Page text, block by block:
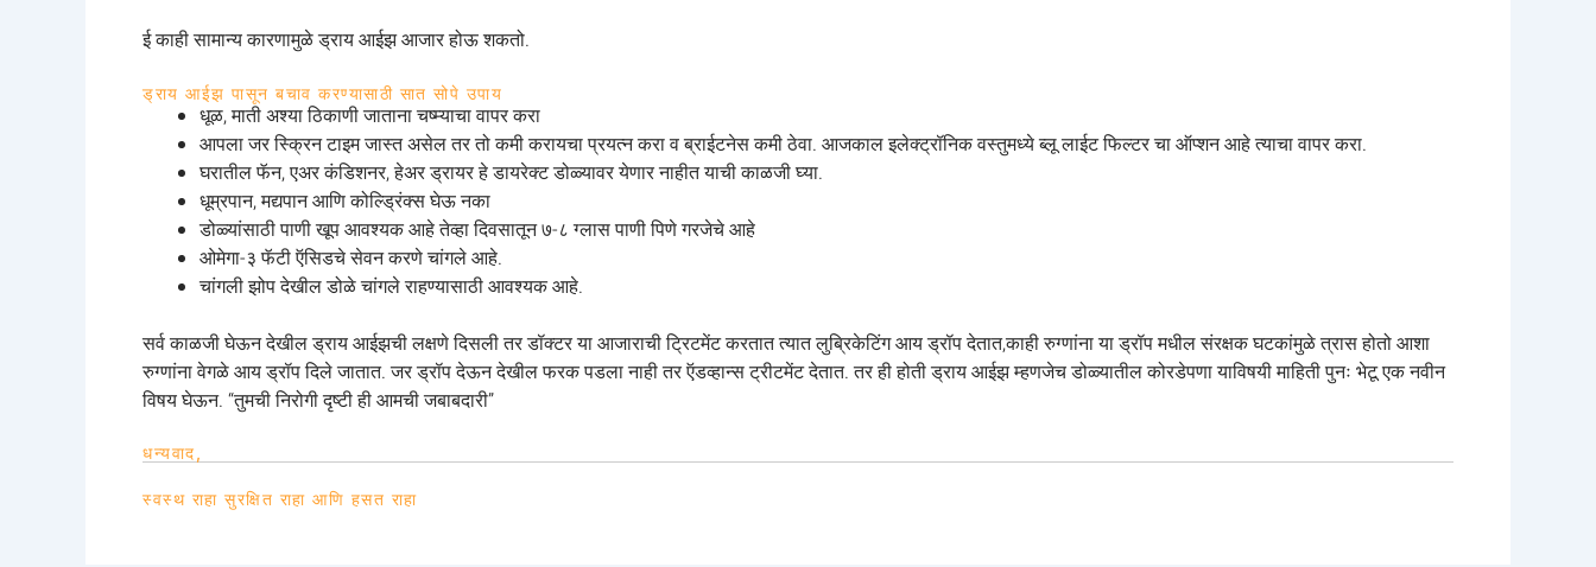
ई काही सामान्य कारणामुळे ड्राय आईझ आजार होऊ शकतो.
ड्राय आईझ पासून बचाव करण्यासाठी सात सोपे उपाय
धूळ, माती अश्या ठिकाणी जाताना चष्म्याचा वापर करा
आपला जर स्क्रिन टाइम जास्त असेल तर तो कमी करायचा प्रयत्न करा व ब्राईटनेस कमी ठेवा. आजकाल इलेक्ट्रॉनिक वस्तुमध्ये ब्लू लाईट फिल्टर चा ऑप्शन आहे त्याचा वापर करा.
घरातील फॅन, एअर कंडिशनर, हेअर ड्रायर हे डायरेक्ट डोळ्यावर येणार नाहीत याची काळजी घ्या.
धूम्रपान, मद्यपान आणि कोल्ड्रिंक्स घेऊ नका
डोळ्यांसाठी पाणी खूप आवश्यक आहे तेव्हा दिवसातून ७-८ ग्लास पाणी पिणे गरजेचे आहे
ओमेगा-३ फॅटी ऍसिडचे सेवन करणे चांगले आहे.
चांगली झोप देखील डोळे चांगले राहण्यासाठी आवश्यक आहे.
सर्व काळजी घेऊन देखील ड्राय आईझची लक्षणे दिसली तर डॉक्टर या आजाराची ट्रिटमेंट करतात त्यात लुब्रिकेटिंग आय ड्रॉप देतात,काही रुग्णांना या ड्रॉप मधील संरक्षक घटकांमुळे त्रास होतो आशा
रुग्णांना वेगळे आय ड्रॉप दिले जातात. जर ड्रॉप देऊन देखील फरक पडला नाही तर ऍडव्हान्स ट्रीटमेंट देतात. तर ही होती ड्राय आईझ म्हणजेच डोळ्यातील कोरडेपणा याविषयी माहिती पुनः भेटू एक नवीन
विषय घेऊन. “तुमची निरोगी दृष्टी ही आमची जबाबदारी”
धन्यवाद,
स्वस्थ राहा सुरक्षित राहा आणि हसत राहा